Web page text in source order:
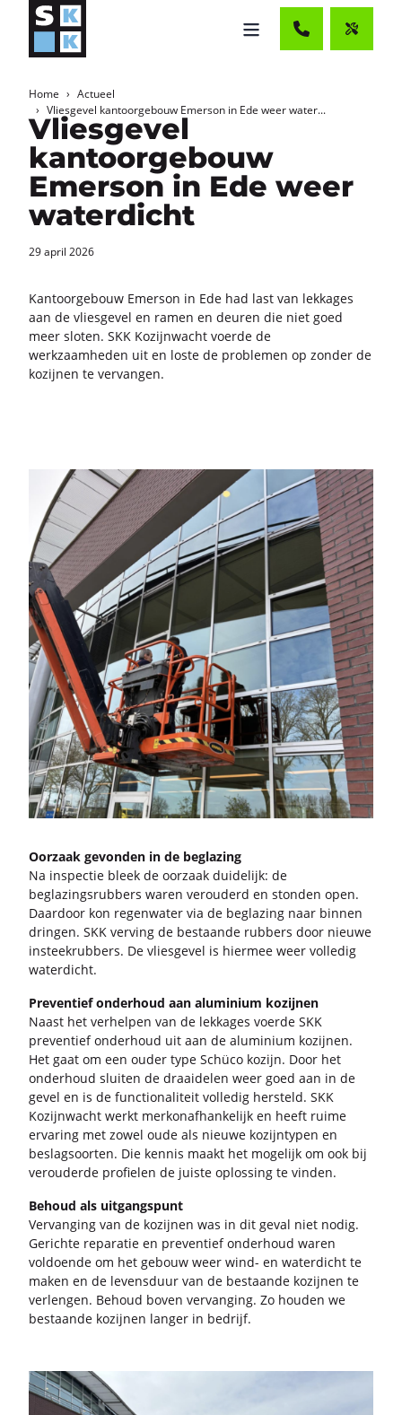
Home
Actueel
Vliesgevel kantoorgebouw Emerson in Ede weer water...
Vliesgevel
kantoorgebouw
Emerson in Ede weer
waterdicht
29 april 2026
Kan­toor­ge­bouw Emer­son in Ede had last van lek­ka­ges
aan de vlies­ge­vel en ramen en deu­ren die niet goed
meer slo­ten. SKK Ko­zijn­wacht voer­de de
werk­zaam­he­den uit en loste de pro­ble­men op zon­der de
ko­zij­nen te ver­van­gen.
Oor­zaak ge­von­den in de be­gla­zing
Na in­spec­tie bleek de oor­zaak dui­de­lijk: de
be­gla­zings­rub­bers waren ver­ou­derd en ston­den open.
Daar­door kon re­gen­wa­ter via de be­gla­zing naar bin­nen
drin­gen. SKK ver­ving de be­staan­de rub­bers door nieu­we
in­stee­k­rub­bers. De vlies­ge­vel is hier­mee weer vol­le­dig
wa­ter­dicht.
Pre­ven­tief on­der­houd aan alu­mi­ni­um ko­zij­nen
Naast het ver­hel­pen van de lek­ka­ges voer­de SKK
pre­ven­tief on­der­houd uit aan de alu­mi­ni­um ko­zij­nen.
Het gaat om een ouder type Schü­co ko­zijn. Door het
on­der­houd slui­ten de draai­de­len weer goed aan in de
gevel en is de func­ti­o­na­li­teit vol­le­dig her­steld. SKK
Ko­zijn­wacht werkt mer­kon­af­han­ke­lijk en heeft ruime
er­va­ring met zowel oude als nieu­we ko­zijn­ty­pen en
be­slag­soor­ten. Die ken­nis maakt het mo­ge­lijk om ook bij
ver­ou­der­de pro­fie­len de juis­te op­los­sing te vin­den.
Be­houd als uit­gangs­punt
Ver­van­ging van de ko­zij­nen was in dit geval niet nodig.
Ge­rich­te re­pa­ra­tie en pre­ven­tief on­der­houd waren
vol­doen­de om het ge­bouw weer wind- en wa­ter­dicht te
maken en de le­vens­duur van de be­staan­de ko­zij­nen te
ver­len­gen. Be­houd boven ver­van­ging. Zo hou­den we
be­staan­de ko­zij­nen lan­ger in be­drijf.